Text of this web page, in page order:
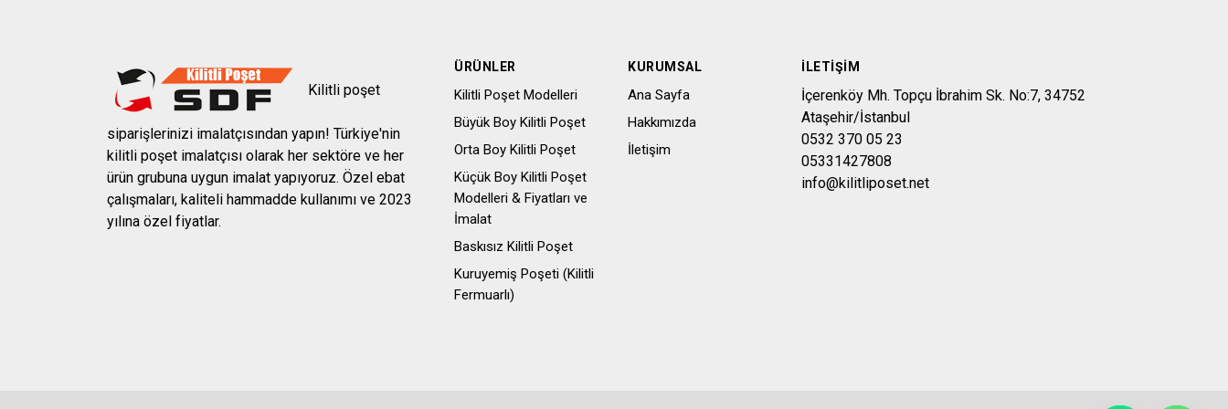
Kilitli poşet
siparişlerinizi imalatçısından yapın! Türkiye'nin
kilitli poşet imalatçısı olarak her sektöre ve her
ürün grubuna uygun imalat yapıyoruz. Özel ebat
çalışmaları, kaliteli hammadde kullanımı ve 2023
yılına özel fiyatlar.
ÜRÜNLER
Kilitli Poşet Modelleri
Büyük Boy Kilitli Poşet
Orta Boy Kilitli Poşet
Küçük Boy Kilitli Poşet
Modelleri & Fiyatları ve
İmalat
Baskısız Kilitli Poşet
Kuruyemiş Poşeti (Kilitli
Fermuarlı)
KURUMSAL
Ana Sayfa
Hakkımızda
İletişim
İLETIŞIM
İçerenköy Mh. Topçu İbrahim Sk. No:7, 34752
Ataşehir/İstanbul
0532 370 05 23
05331427808
info@kilitliposet.net